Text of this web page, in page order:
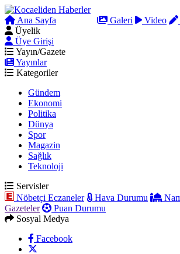
Ana Sayfa Galeri Video
Üyelik
Üye Girişi
Yayın/Gazete
Yayınlar
Kategoriler
Gündem
Ekonomi
Politika
Dünya
Spor
Magazin
Sağlık
Teknoloji
Servisler
Nöbetçi Eczaneler
Hava Durumu
Gazeteler
Puan Durumu
Sosyal Medya
Facebook